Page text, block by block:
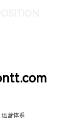
运营体系